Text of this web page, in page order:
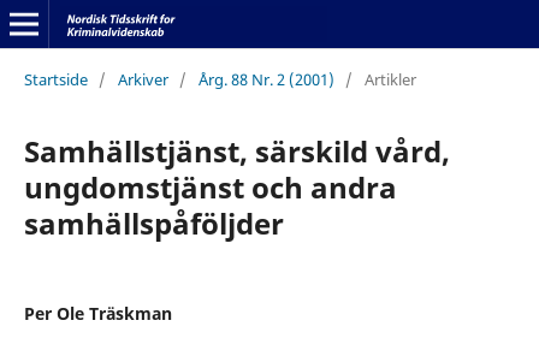
Startside / Arkiver / Årg. 88 Nr. 2 (2001) / Artikler
Samhällstjänst, särskild vård,
ungdomstjänst och andra
samhällspåföljder
Per Ole Träskman